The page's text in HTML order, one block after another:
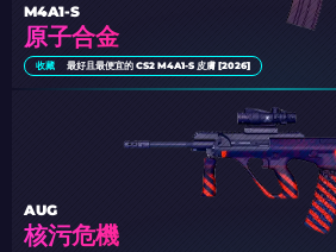
原子合金
M4A1-S
收藏 最好且最便宜的 CS2 M4A1-S 皮膚 [2026]
核污危機
AUG